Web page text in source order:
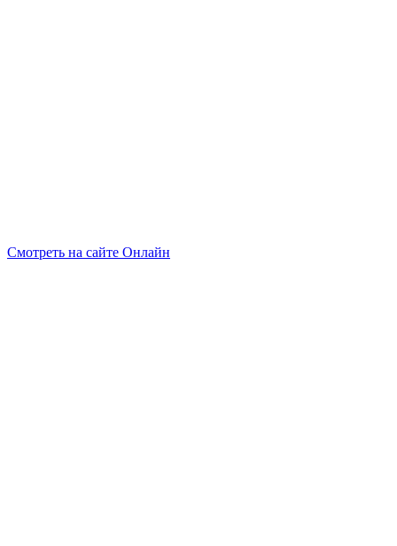
Смотреть на сайте Онлайн